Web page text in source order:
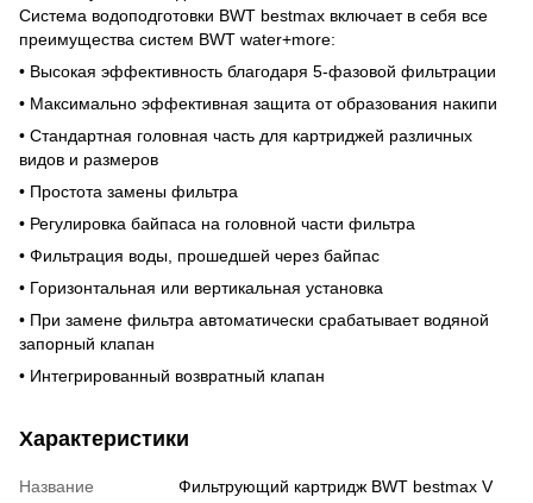
Система водоподготовки BWT bestmax включает в себя все
преимущества систем BWT water+more:
• Высокая эффективность благодаря 5-фазовой фильтрации
• Максимально эффективная защита от образования накипи
• Стандартная головная часть для картриджей различных
видов и размеров
• Простота замены фильтра
• Регулировка байпаса на головной части фильтра
• Фильтрация воды, прошедшей через байпас
• Горизонтальная или вертикальная установка
• При замене фильтра автоматически срабатывает водяной
запорный клапан
• Интегрированный возвратный клапан
Характеристики
Название
Фильтрующий картридж BWT bestmax V